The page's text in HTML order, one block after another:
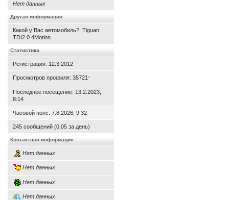
Нет данных
Другая информация
Какой у Вас автомобиль?: Tiguan
TDI2.0 4Motion
Статистика
Регистрация: 12.3.2012
Просмотров профиля: 35721*
Последнее посещение: 13.2.2023,
8:14
Часовой пояс: 7.8.2026, 9:32
245 сообщений (0,05 за день)
Контактная информация
Нет данных
Нет данных
Нет данных
Нет данных